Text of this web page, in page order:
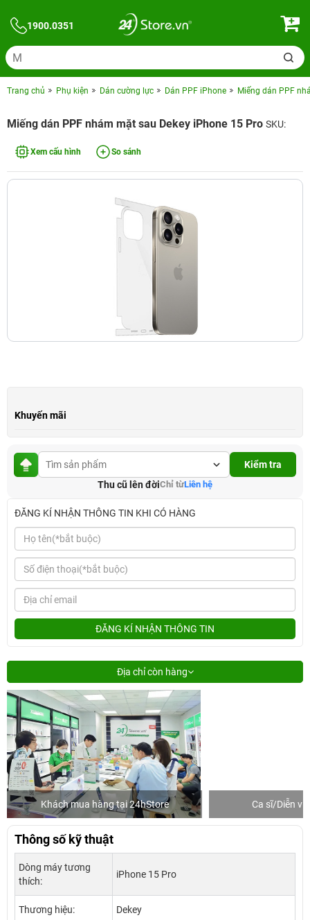
1900.0351
Trang chủ Phụ kiện Dán cường lực Dán PPF iPhone Miếng dán PPF
Miếng dán PPF nhám mặt sau Dekey iPhone 15 Pro SKU:
Xem cấu hình So sánh
Khuyến mãi
Kiểm tra
Thu cũ lên đờiChỉ từLiên hệ
ĐĂNG KÍ NHẬN THÔNG TIN KHI CÓ HÀNG
ĐĂNG KÍ NHẬN THÔNG TIN
Địa chỉ còn hàng
Khách mua hàng tại 24hStore Ca sĩ/Diễn
Thông số kỹ thuật
Dòng máy tương
thích:
iPhone 15 Pro
Thương hiệu: Dekey